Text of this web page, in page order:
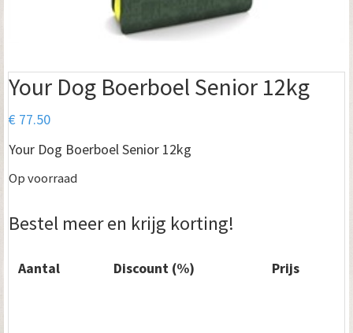
Your Dog Boerboel Senior 12kg
€ 77.50
Your Dog Boerboel Senior 12kg
Op voorraad
Bestel meer en krijg korting!
Aantal Discount (%) Prijs